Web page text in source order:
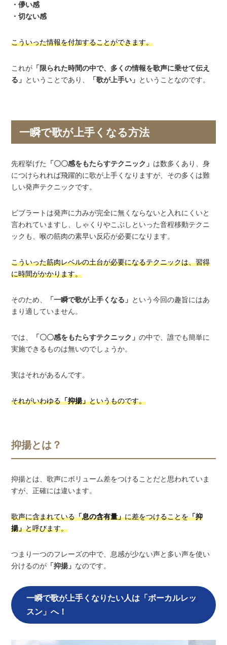
・儚い感
・切ない感
こういった情報を付加することができます。
これが 「限られた時間の中で、多くの情報を歌声に乗せて伝え
る」 ということであり、 「歌が上手い」 ということなのです。
一瞬で歌が上手くなる方法
先程挙げた 「〇〇感をもたらすテクニック」 は数多くあり、身
につけられれば飛躍的に歌が上手くなりますが、その多くは難
しい発声テクニックです。
ビブラートは発声に力みが完全に無くならないと入れにくいと
言われていますし、しゃくりやこぶしといった音程移動テクニ
ックも、喉の筋肉の素早い反応が必要になります。
こういった筋肉レベルの土台が必要になるテクニックは、習得
に時間がかかります。
そのため、 「一瞬で歌が上手くなる」 という今回の趣旨にはあ
まり適していません。
では、 「〇〇感をもたらすテクニック」の中で、誰でも簡単に
実施できるものは無いのでしょうか。
実はそれがあるんです。
それがいわゆる「抑揚」というものです。
抑揚とは？
抑揚とは、歌声にボリューム差をつけることだと思われていま
すが、正確には違います。
歌声に含まれている「息の含有量」に差をつけることを「抑
揚」と呼びます。
つまり一つのフレーズの中で、息感が少ない声と多い声を使い
分けるのが 「抑揚」 なのです。
一瞬で歌が上手くなりたい人は「ボーカルレッ
スン」へ！